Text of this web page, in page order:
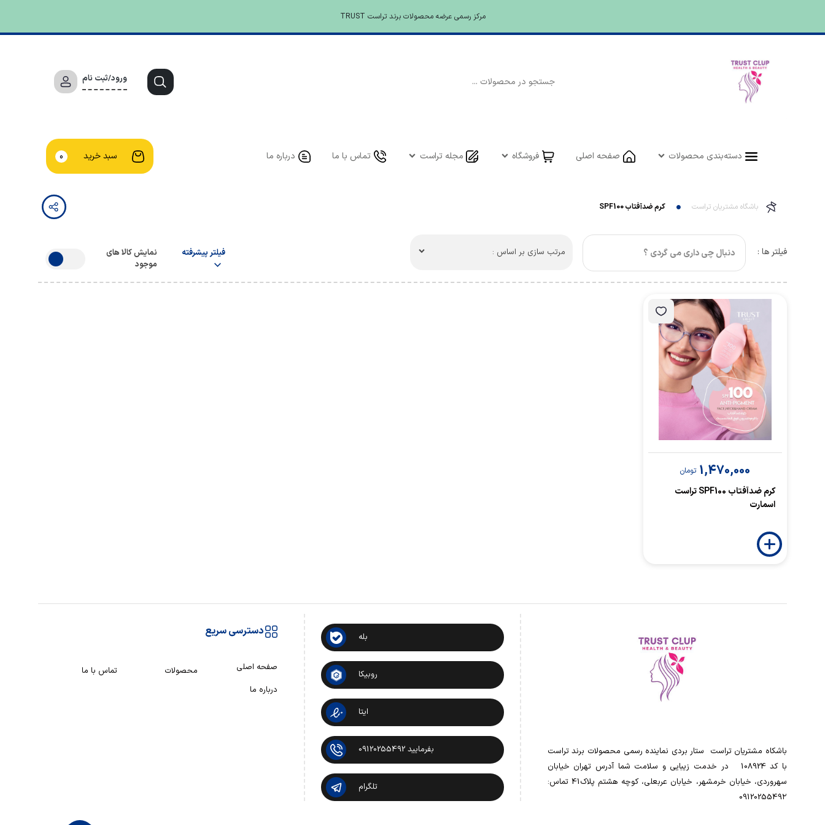
مرکز رسمی عرضه محصولات برند تراست TRUST
ورود/ثبت نام
دسته‌بندی محصولات صفحه اصلی فروشگاه مجله تراست تماس با ما درباره ما سبد خرید 0
باشگاه مشتریان تراست کرم ضدآفتاب SPF100
فیلتر ها : مرتب سازی بر اساس : فیلتر پیشرفته
نمایش کالا های
موجود
1,470,000 تومان
کرم ضدآفتاب SPF100 تراست
اسمارت
باشکاه مشتریان تراست ‌ ‌ستار بردی نماینده رسمی محصولات برند تراست
با کد 108924 ‌ ‌ در خدمت زیبایی و سلامت شما آدرس تهران خیابان
سهروردی، خیابان خرمشهر، خیابان عربعلی، کوچه هشتم پلاک41 تماس:
0912025549۲
بله
روبیکا
ایتا
بفرمایید 09120255492
تلگرام
دسترسی سریع
صفحه اصلی محصولات
تماس با ما
درباره ما